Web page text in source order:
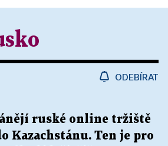
ODEBÍRAT
ruské online tržiště
Kazachstánu. Ten je pro